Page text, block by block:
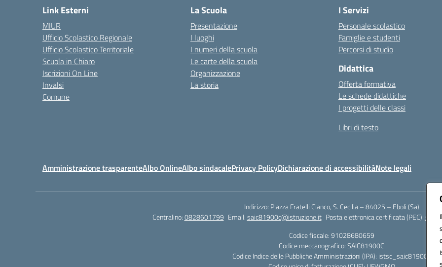
Link Esterni
MIUR
Ufficio Scolastico Regionale
Ufficio Scolastico Territoriale
Scuola in Chiaro
Iscrizioni On Line
Invalsi
Comune
La Scuola
Presentazione
I luoghi
I numeri della scuola
Le carte della scuola
Organizzazione
La storia
I Servizi
Personale scolastico
Famiglie e studenti
Percorsi di studio
Didattica
Offerta formativa
Le schede didattiche
I progetti delle classi
Libri di testo
Amministrazione trasparenteAlbo OnlineAlbo sindacalePrivacy PolicyDichiarazione di accessibilitàNote legali
Indirizzo: Piazza Fratelli Cianco, S. Cecilia – 84025 – Eboli (Sa)
Centralino:0828601799 Email:saic81900c@istruzione.it Posta elettronica certificata (PEC):
Codice fiscale: 91028680659
Codice meccanografico:SAIC81900C
Codice Indice delle Pubbliche Amministrazioni (IPA): istsc_saic81900c